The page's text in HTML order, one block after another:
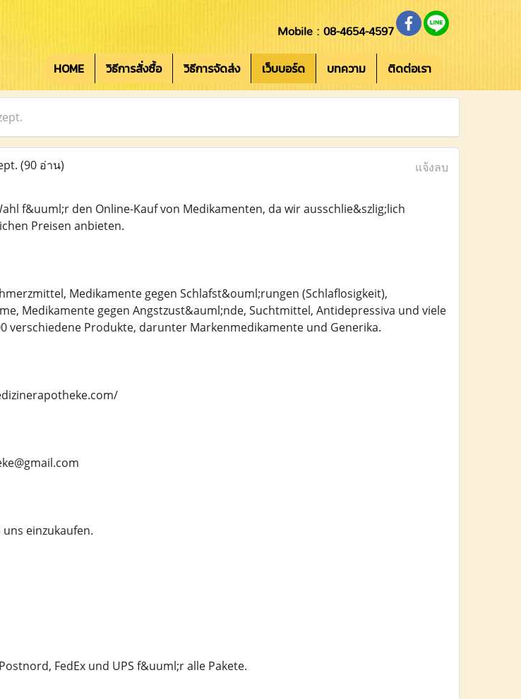
Mobile : 08-4654-4597
HOME วิธีการสั่งซื้อ วิธีการจัดส่ง เว็บบอร์ด บทความ ติดต่อเรา
(90 อ่าน) แจ้งลบ
f&uuml;r den Online-Kauf von Medikamenten, da wir ausschlie&szlig;lich
Preisen anbieten.
Medikamente gegen Schlafst&ouml;rungen (Schlaflosigkeit),
Medikamente gegen Angstzust&auml;nde, Suchtmittel, Antidepressiva und viele
verschiedene Produkte, darunter Markenmedikamente und Generika.
einzukaufen.
FedEx und UPS f&uuml;r alle Pakete.